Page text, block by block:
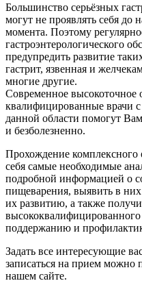
Большинство серьёзных
могут не проявлять себя до
момента. Поэтому
гастроэнтерологического
предупредить развитие
гастрит, язвенная и
многие другие.
Современное высокоточное
квалифицированные врачи
данной области помогут
и безболезненно.
Прохождение
себя самые необходимые
подробной информацией о
пищеварения, выявить в
их развитию, а также
высококвалифицированного
поддержанию и
Задать все интересующие
записаться на прием можно
нашем сайте.